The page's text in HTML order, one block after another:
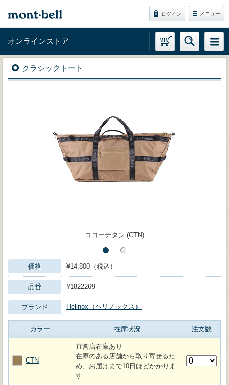
ログイン メニュー
オンラインストア
クラシックトート
コヨーテタン (CTN)
価格 ¥14,800（税込）
品番 #1822269
ブランド Helinox（ヘリノックス）
カラー 在庫状況 注文数
CTN
直営店在庫あり
在庫のある店舗から取り寄せるた
め、お届けまで10日ほどかかりま
す